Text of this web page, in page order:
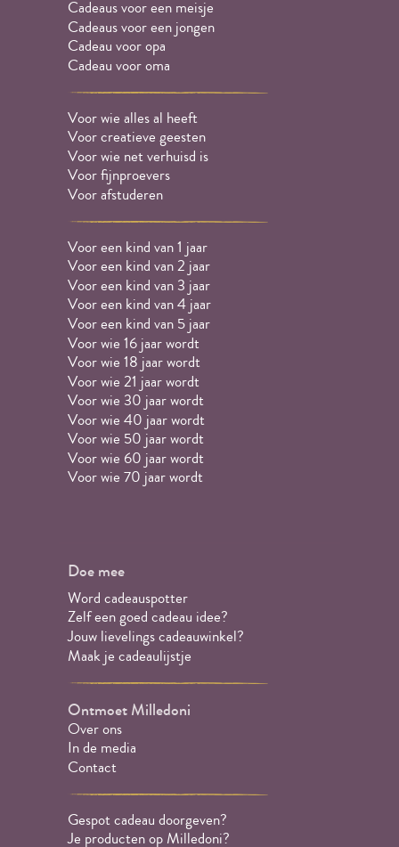
Cadeaus voor een meisje
Cadeaus voor een jongen
Cadeau voor opa
Cadeau voor oma
Voor wie alles al heeft
Voor creatieve geesten
Voor wie net verhuisd is
Voor fijnproevers
Voor afstuderen
Voor een kind van 1 jaar
Voor een kind van 2 jaar
Voor een kind van 3 jaar
Voor een kind van 4 jaar
Voor een kind van 5 jaar
Voor wie 16 jaar wordt
Voor wie 18 jaar wordt
Voor wie 21 jaar wordt
Voor wie 30 jaar wordt
Voor wie 40 jaar wordt
Voor wie 50 jaar wordt
Voor wie 60 jaar wordt
Voor wie 70 jaar wordt
Doe mee
Word cadeauspotter
Zelf een goed cadeau idee?
Jouw lievelings cadeauwinkel?
Maak je cadeaulijstje
Ontmoet Milledoni
Over ons
In de media
Contact
Gespot cadeau doorgeven?
Je producten op Milledoni?